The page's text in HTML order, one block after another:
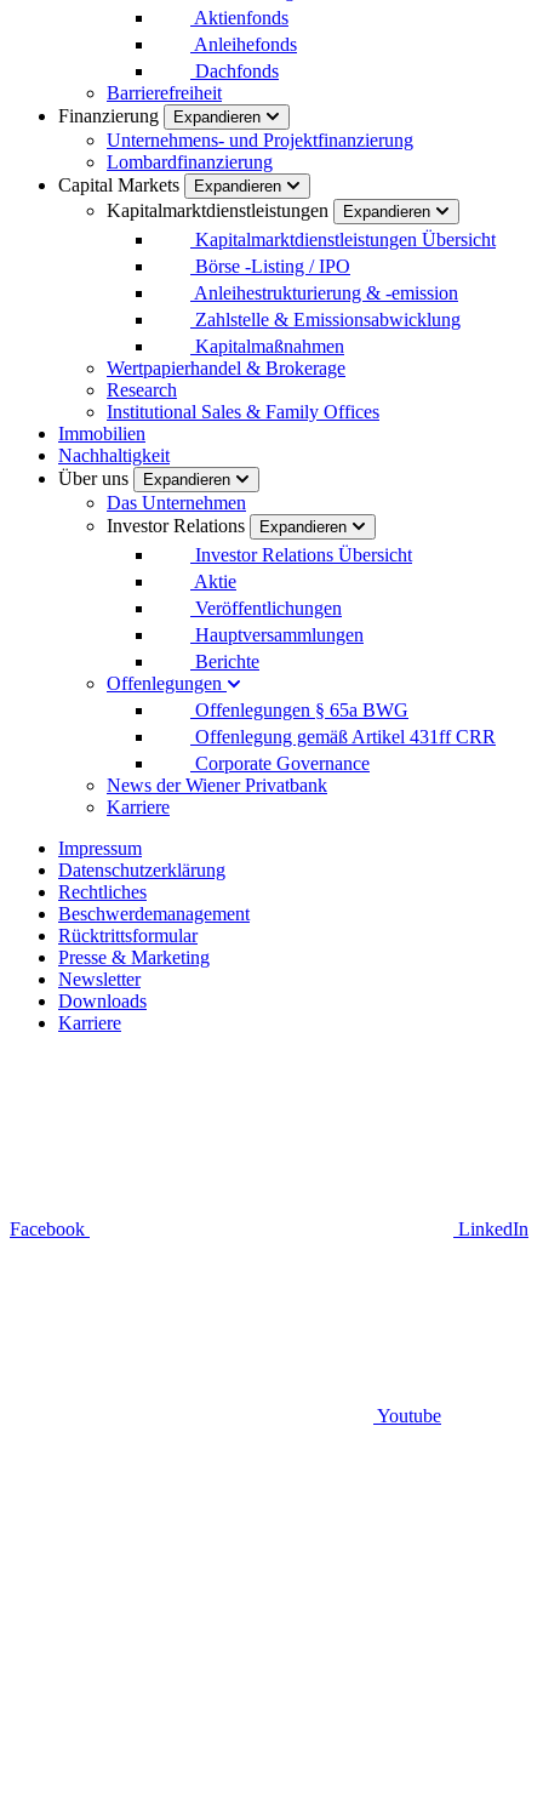
Aktienfonds
Anleihefonds
Dachfonds
Barrierefreiheit
Finanzierung
Expandieren
Unternehmens- und Projektfinanzierung
Lombardfinanzierung
Capital Markets
Expandieren
Kapitalmarktdienstleistungen Expandieren
Kapitalmarktdienstleistungen Übersicht
Börse -Listing / IPO
Anleihestrukturierung & -emission
Zahlstelle & Emissionsabwicklung
Kapitalmaßnahmen
Wertpapierhandel & Brokerage
Research
Institutional Sales & Family Offices
Immobilien
Nachhaltigkeit
Über uns
Expandieren
Das Unternehmen
Investor Relations
Expandieren
Investor Relations Übersicht
Aktie
Veröffentlichungen
Hauptversammlungen
Berichte
Offenlegungen
Offenlegungen § 65a BWG
Offenlegung gemäß Artikel 431ff CRR
Corporate Governance
News der Wiener Privatbank
Karriere
Impressum
Datenschutzerklärung
Rechtliches
Beschwerdemanagement
Rücktrittsformular
Presse & Marketing
Newsletter
Downloads
Karriere
Facebook LinkedIn
Youtube